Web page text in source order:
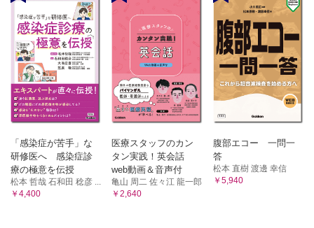
第10章 Tissue expansion法
Tissue expansion法
Tissue expansion法とは／TEの種類と選択／適応／術前評
価と手術プランのコツ／合併症
I 基本的な手技
II 頭部の再建
III 顔面・頸部の再建
症例1／症例2／症例3／症例4／症例5／症例6／症例7
第11章 知っておきたい知識
「感染症が苦手」な
研修医へ 感染症診
療の極意を伝授
松本 哲哉 石和田 稔彦 ...
￥4,400
医療スタッフのカン
タン実践！英会話
web動画＆音声付
亀山 周二 佐々江 龍一郎
￥2,640
腹部エコー 一問一
答
松本 直樹 渡邊 幸信
￥5,940